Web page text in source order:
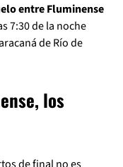
entre Fluminense
7:30 de la noche
de Río de
los
de final no es